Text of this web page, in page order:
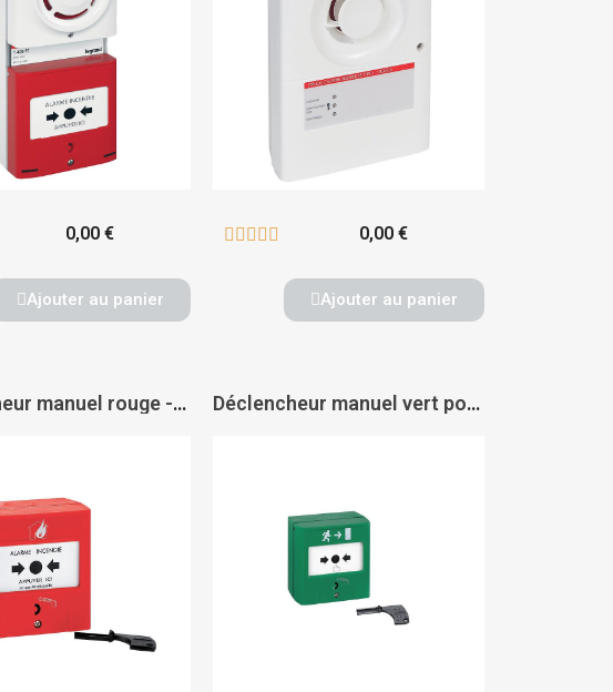
0,00 €
Ajouter au panier
     0,00 €
Ajouter au panier
Déclencheur manuel rouge - PAS DE MARQUE Déclencheur manuel vert pour issue de secours - PAS DE MARQUE